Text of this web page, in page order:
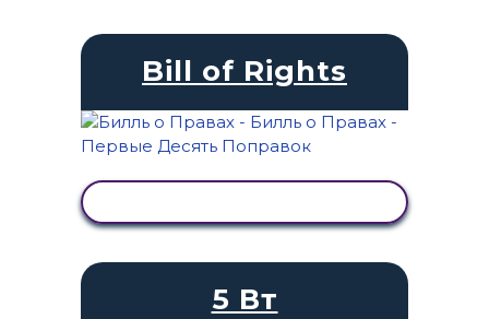
Bill of Rights
5 Вт